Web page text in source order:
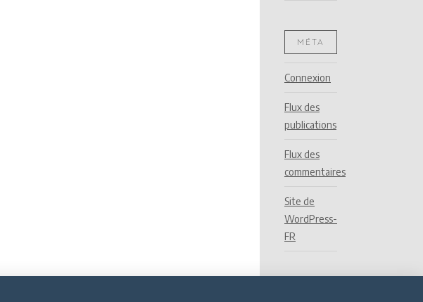
MÉTA
Connexion
Flux des
publications
Flux des
commentaires
Site de
WordPress-
FR